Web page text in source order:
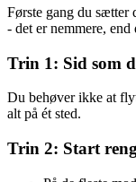
Første gang du sætter
- det er nemmere,
Trin 1: Sid som
Du behøver ikke at
alt på ét sted.
Trin 2: Start